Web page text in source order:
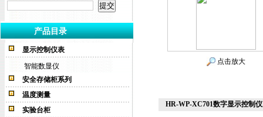
产品目录
显示控制仪表
智能数显仪
安全存储柜系列
温度测量
实验台柜
点击放大
HR-WP-XC701数字显示控制